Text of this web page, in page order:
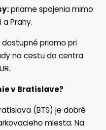
priame spojenia mimo
Prahy.
dostupné priamo pri
na cestu do centra
v Bratislave?
(BTS) je dobré
miesta. Na